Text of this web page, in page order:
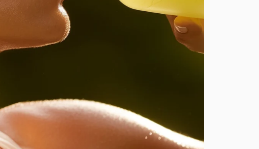
rapide est
vide
n'a encore été sélectionné.